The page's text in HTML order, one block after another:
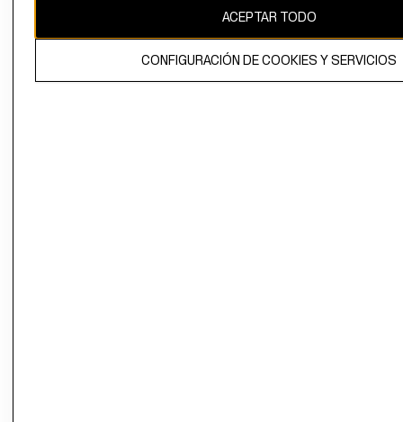
El contenido de esta página web está protegido por copyright y es
ACEPTAR TODO
CONFIGURACIÓN DE COOKIES Y SERVICIOS